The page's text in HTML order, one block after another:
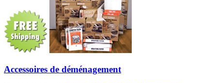
Accessoires de déménagement